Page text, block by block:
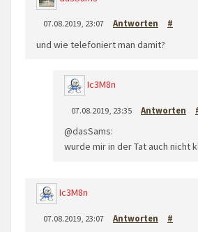
07.08.2019, 23:07 Antworten #
und wie telefoniert man damit?
Ic3M8n
07.08.2019, 23:35 Antworten
@dasSams:
wurde mir in der Tat auch nicht
Ic3M8n
07.08.2019, 23:07 Antworten #